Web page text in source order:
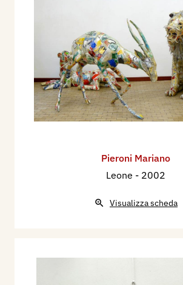
Pieroni Mariano
Leone - 2002
Visualizza scheda